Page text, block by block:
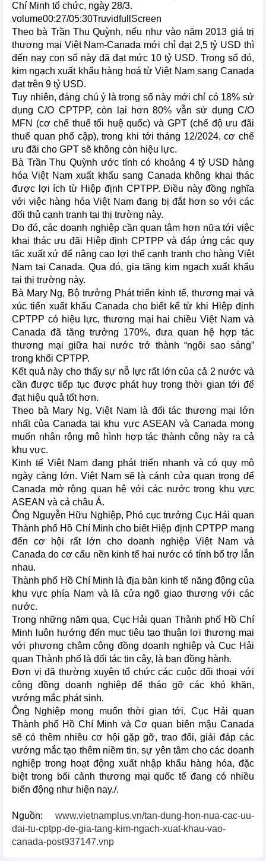
Chí Minh tổ chức, ngày 28/3.
volume00:27/05:30TruvidfullScreen
Theo bà Trần Thu Quỳnh, nếu như vào năm 2013 giá trị
thương mại Việt Nam-Canada mới chỉ đạt 2,5 tỷ USD thì
đến nay con số này đã đạt mức 10 tỷ USD. Trong số đó,
kim ngạch xuất khẩu hàng hoá từ Việt Nam sang Canada
đạt trên 9 tỷ USD.
Tuy nhiên, đáng chú ý là trong số này mới chỉ có 18% sử
dụng C/O CPTPP, còn lại hơn 80% vẫn sử dụng C/O
MFN (cơ chế thuế tối huệ quốc) và GPT (chế độ ưu đãi
thuế quan phổ cập), trong khi tới tháng 12/2024, cơ chế
ưu đãi cho GPT sẽ không còn hiệu lực.
Bà Trần Thu Quỳnh ước tính có khoảng 4 tỷ USD hàng
hóa Việt Nam xuất khẩu sang Canada không khai thác
được lợi ích từ Hiệp định CPTPP. Điều này đồng nghĩa
với việc hàng hóa Việt Nam đang bị đắt hơn so với các
đối thủ cạnh tranh tại thị trường này.
Do đó, các doanh nghiệp cần quan tâm hơn nữa tới việc
khai thác ưu đãi Hiệp định CPTPP và đáp ứng các quy
tắc xuất xứ để nâng cao lợi thế cạnh tranh cho hàng Việt
Nam tại Canada. Qua đó, gia tăng kim ngạch xuất khẩu
tại thị trường này.
Bà Mary Ng, Bộ trưởng Phát triển kinh tế, thương mại và
xúc tiến xuất khẩu Canada cho biết kể từ khi Hiệp định
CPTPP có hiệu lực, thương mại hai chiều Việt Nam và
Canada đã tăng trưởng 170%, đưa quan hệ hợp tác
thương mại giữa hai nước trở thành “ngôi sao sáng”
trong khối CPTPP.
Kết quả này cho thấy sự nỗ lực rất lớn của cả 2 nước và
cần được tiếp tục được phát huy trong thời gian tới để
đạt hiệu quả tốt hơn.
Theo bà Mary Ng, Việt Nam là đối tác thương mại lớn
nhất của Canada tại khu vực ASEAN và Canada mong
muốn nhân rộng mô hình hợp tác thành công này ra cả
khu vực.
Kinh tế Việt Nam đang phát triển nhanh và có quy mô
ngày càng lớn. Việt Nam sẽ là cánh cửa quan trọng để
Canada mở rộng quan hệ với các nước trong khu vực
ASEAN và cả châu Á.
Ông Nguyễn Hữu Nghiệp, Phó cục trưởng Cục Hải quan
Thành phố Hồ Chí Minh cho biết Hiệp định CPTPP mang
đến cơ hội rất lớn cho doanh nghiệp Việt Nam và
Canada do cơ cấu nền kinh tế hai nước có tính bổ trợ lẫn
nhau.
Thành phố Hồ Chí Minh là địa bàn kinh tế năng động của
khu vực phía Nam và là cửa ngõ giao thương với các
nước.
Trong những năm qua, Cục Hải quan Thành phố Hồ Chí
Minh luôn hướng đến mục tiêu tạo thuận lợi thương mại
với phương châm cộng đồng doanh nghiệp và Cục Hải
quan Thành phố là đối tác tin cậy, là bạn đồng hành.
Đơn vị đã thường xuyên tổ chức các cuộc đối thoại với
cộng đồng doanh nghiệp để tháo gỡ các khó khăn,
vướng mắc phát sinh.
Ông Nghiệp mong muốn thời gian tới, Cục Hải quan
Thành phố Hồ Chí Minh và Cơ quan biên mậu Canada
sẽ có thêm nhiều cơ hội gặp gỡ, trao đổi, giải đáp các
vướng mắc tạo thêm niềm tin, sự yên tâm cho các doanh
nghiệp trong hoạt động xuất nhập khẩu hàng hóa, đặc
biệt trong bối cảnh thương mại quốc tế đang có nhiều
biến động như hiện nay./.
Nguồn: www.vietnamplus.vn/tan-dung-hon-nua-cac-uu-
dai-tu-cptpp-de-gia-tang-kim-ngach-xuat-khau-vao-
canada-post937147.vnp